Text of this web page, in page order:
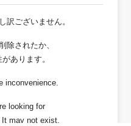
訳ございません。
除されたか、
あります。
inconvenience.
looking for
It may not exist.